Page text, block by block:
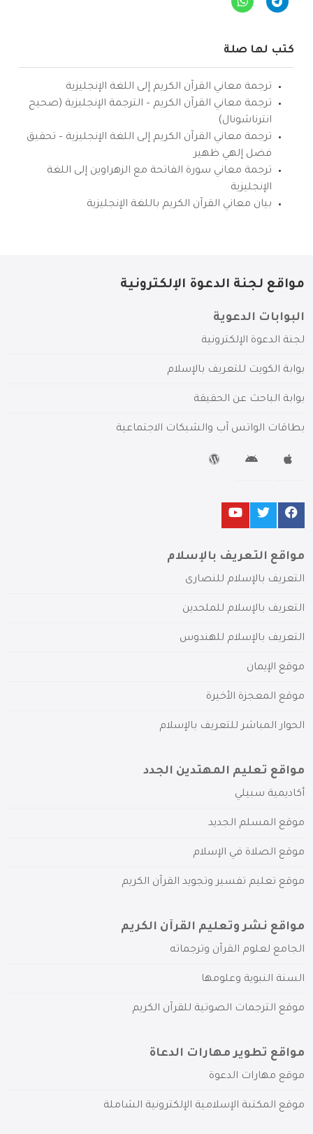
كتب لها صلة
ترجمة معاني القرآن الكريم إلى اللغة الإنجليزية
ترجمة معاني القرآن الكريم – الترجمة الإنجليزية (صحيح
انترناشونال)
ترجمة معاني القرآن الكريم إلى اللغة الإنجليزية – تحقيق
فضل إلهي ظهير
ترجمة معاني سورة الفاتحة مع الزهراوين إلى اللغة
الإنجليزية
بيان معاني القرآن الكريم باللغة الإنجليزية
مواقع لجنة الدعوة الإلكترونية
البوابات الدعوية
لجنة الدعوة الإلكترونية
بوابة الكويت للتعريف بالإسلام
بوابة الباحث عن الحقيقة
بطاقات الواتس آب والشبكات الاجتماعية
مواقع التعريف بالإسلام
التعريف بالإسلام للنصارى
التعريف بالإسلام للملحدين
التعريف بالإسلام للهندوس
موقع الإيمان
موقع المعجزة الأخيرة
الحوار المباشر للتعريف بالإسلام
مواقع تعليم المهتدين الجدد
أكاديمية سبيلي
موقع المسلم الجديد
موقع الصلاة في الإسلام
موقع تعليم تفسير وتجويد القرآن الكريم
مواقع نشر وتعليم القرآن الكريم
الجامع لعلوم القرآن وترجماته
السنة النبوية وعلومها
موقع الترجمات الصوتية للقرآن الكريم
مواقع تطوير مهارات الدعاة
موقع مهارات الدعوة
موقع المكتبة الإسلامية الإلكترونية الشاملة